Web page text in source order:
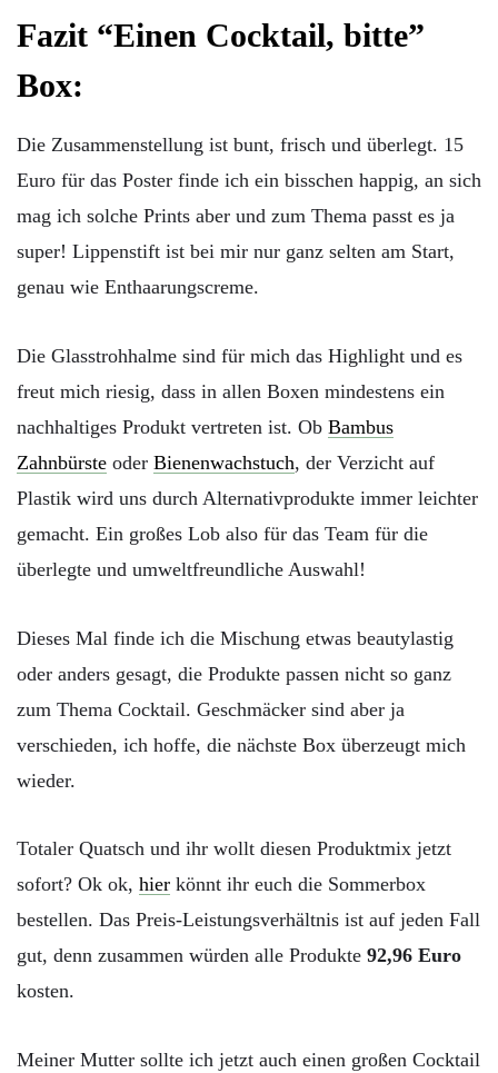
Fazit “Einen Cocktail, bitte”
Box:
Die Zusammenstellung ist bunt, frisch und überlegt. 15
Euro für das Poster finde ich ein bisschen happig, an sich
mag ich solche Prints aber und zum Thema passt es ja
super! Lippenstift ist bei mir nur ganz selten am Start,
genau wie Enthaarungscreme.
Die Glasstrohhalme sind für mich das Highlight und es
freut mich riesig, dass in allen Boxen mindestens ein
nachhaltiges Produkt vertreten ist. Ob Bambus
Zahnbürste oder Bienenwachstuch, der Verzicht auf
Plastik wird uns durch Alternativprodukte immer leichter
gemacht. Ein großes Lob also für das Team für die
überlegte und umweltfreundliche Auswahl!
Dieses Mal finde ich die Mischung etwas beautylastig
oder anders gesagt, die Produkte passen nicht so ganz
zum Thema Cocktail. Geschmäcker sind aber ja
verschieden, ich hoffe, die nächste Box überzeugt mich
wieder.
Totaler Quatsch und ihr wollt diesen Produktmix jetzt
sofort? Ok ok, hier könnt ihr euch die Sommerbox
bestellen. Das Preis-Leistungsverhältnis ist auf jeden Fall
gut, denn zusammen würden alle Produkte 92,96 Euro
kosten.
Meiner Mutter sollte ich jetzt auch einen großen Cocktail